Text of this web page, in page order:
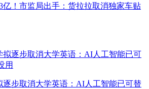
亿！市监局出手：货拉拉取消独家车贴
逐步取消大学英语：AI人工智能已可替